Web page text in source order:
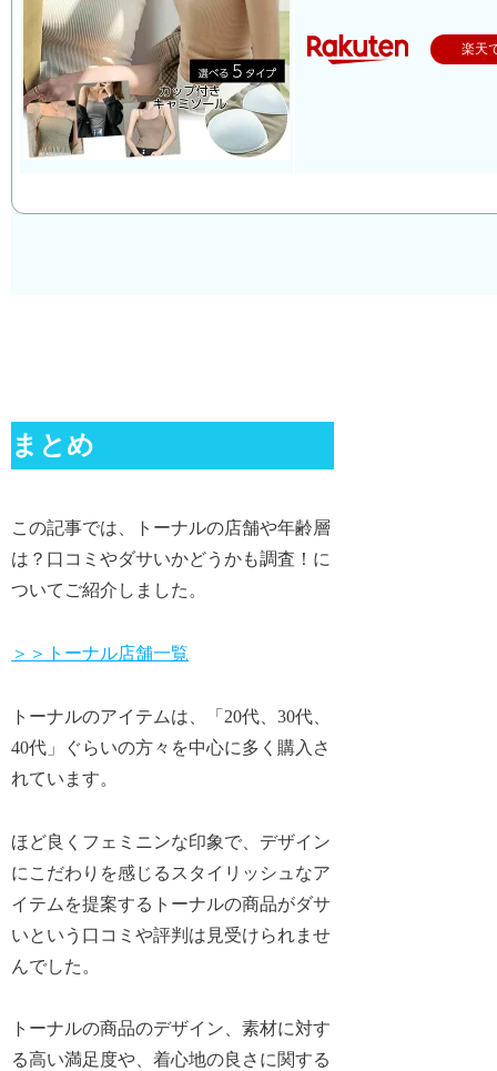
楽天
まとめ
この記事では、トーナルの店舗や年齢層
は？口コミやダサいかどうかも調査！に
ついてご紹介しました。
＞＞トーナル店舗一覧
トーナルのアイテムは、「20代、30代、
40代」ぐらいの方々を中心に多く購入さ
れています。
ほど良くフェミニンな印象で、デザイン
にこだわりを感じるスタイリッシュなア
イテムを提案するトーナルの商品がダサ
いという口コミや評判は見受けられませ
んでした。
トーナルの商品のデザイン、素材に対す
る高い満足度や、着心地の良さに関する